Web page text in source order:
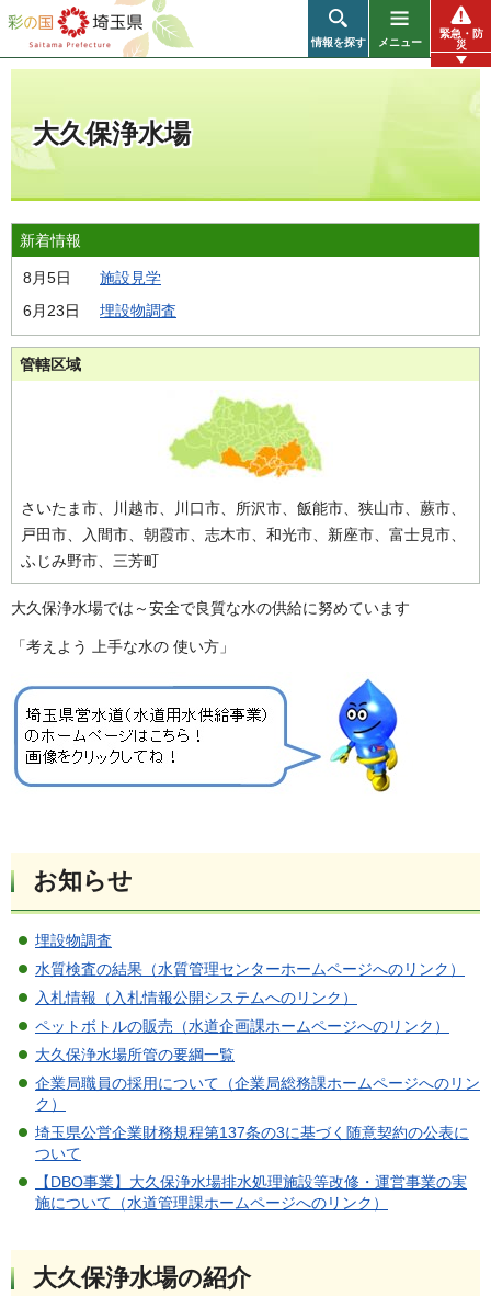
彩の国 埼玉県
情報を探す メニュー
緊急・防
災
大久保浄水場
新着情報
8月5日
施設見学
6月23日
埋設物調査
管轄区域
さいたま市、川越市、川口市、所沢市、飯能市、狭山市、蕨市、
戸田市、入間市、朝霞市、志木市、和光市、新座市、富士見市、
ふじみ野市、三芳町
大久保浄水場では～安全で良質な水の供給に努めています
「考えよう 上手な水の 使い方」
お知らせ
埋設物調査
水質検査の結果（水質管理センターホームページへのリンク）
入札情報（入札情報公開システムへのリンク）
ペットボトルの販売（水道企画課ホームページへのリンク）
大久保浄水場所管の要綱一覧
企業局職員の採用について（企業局総務課ホームページへのリン
ク）
埼玉県公営企業財務規程第137条の3に基づく随意契約の公表に
ついて
【DBO事業】大久保浄水場排水処理施設等改修・運営事業の実
施について（水道管理課ホームページへのリンク）
大久保浄水場の紹介